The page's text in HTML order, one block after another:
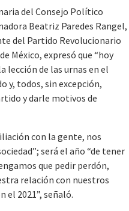
del Consejo Político
Beatriz Paredes Rangel,
del Partido Revolucionario
México, expresó que “hoy
lección de las urnas en el
y, todos, sin excepción,
y darle motivos de
con la gente, nos
será el año “de tener
que pedir perdón,
relación con nuestros
el 2021”, señaló.